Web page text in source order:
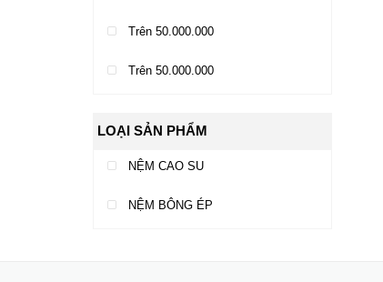
Trên 50.000.000
Trên 50.000.000
LOẠI SẢN PHẨM
NỆM CAO SU
NỆM BÔNG ÉP